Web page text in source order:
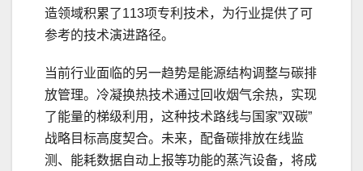
造领域积累了113项专利技术，为行业提供了可
参考的技术演进路径。
当前行业面临的另一趋势是能源结构调整与碳排
放管理。冷凝换热技术通过回收烟气余热，实现
了能量的梯级利用，这种技术路线与国家”双碳”
战略目标高度契合。未来，配备碳排放在线监
测、能耗数据自动上报等功能的蒸汽设备，将成